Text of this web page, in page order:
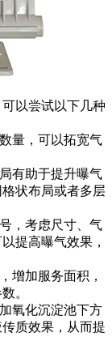
以尝试以下几种
量，可以拓宽气
有助于提升曝气
状布局或者多层
，考虑尺寸、气
提高曝气效果，
增加服务面积，
。
氧化沉淀池下方
质效果，从而提